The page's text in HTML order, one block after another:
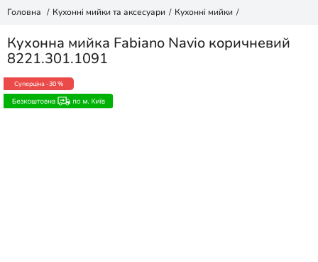
Головна Кухонні мийки та аксесуари Кухонні мийки
Кухонна мийка Fabiano Navio коричневий
8221.301.1091
Суперціна-30 %